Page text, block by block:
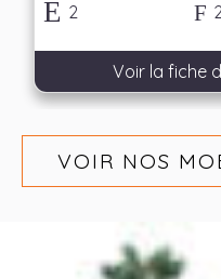
2
Voir la fiche
VOIR NOS